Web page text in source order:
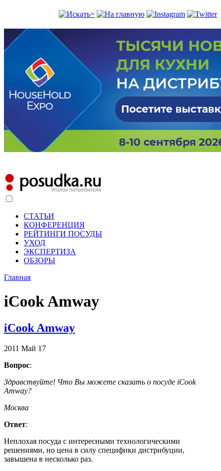
СТАТЬИ
КОНФЕРЕНЦИЯ
РЕЙТИНГИ ПОСУДЫ
УХОД
ЭКСПЕРТИЗА
ОБЗОРЫ
Главная
iCook Amway
iCook Amway
2011 Май 17
Вопрос:
Здравствуйте! Что Вы можете сказать о посуде iCook
Amway?
Москва
Ответ:
Неплохая посуда с интересными технологическими
решениями, но цена в силу специфики дистрибуции,
завышена в несколько раз.